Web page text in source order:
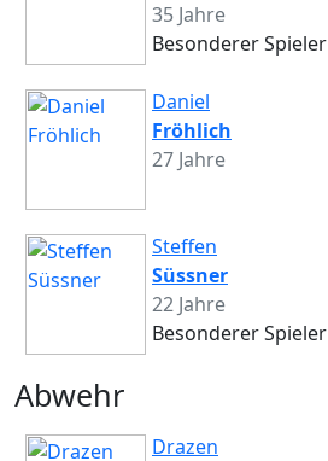
35 Jahre
Besonderer Spieler
Daniel
Fröhlich
27 Jahre
Steffen
Süssner
22 Jahre
Besonderer Spieler
Abwehr
Drazen